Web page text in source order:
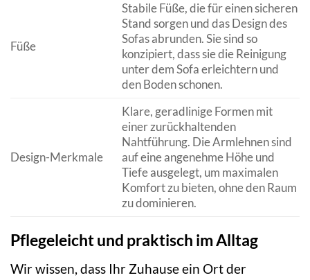
Füße
Stabile Füße, die für einen sicheren
Stand sorgen und das Design des
Sofas abrunden. Sie sind so
konzipiert, dass sie die Reinigung
unter dem Sofa erleichtern und
den Boden schonen.
Design-Merkmale
Klare, geradlinige Formen mit
einer zurückhaltenden
Nahtführung. Die Armlehnen sind
auf eine angenehme Höhe und
Tiefe ausgelegt, um maximalen
Komfort zu bieten, ohne den Raum
zu dominieren.
Pflegeleicht und praktisch im Alltag
Wir wissen, dass Ihr Zuhause ein Ort der